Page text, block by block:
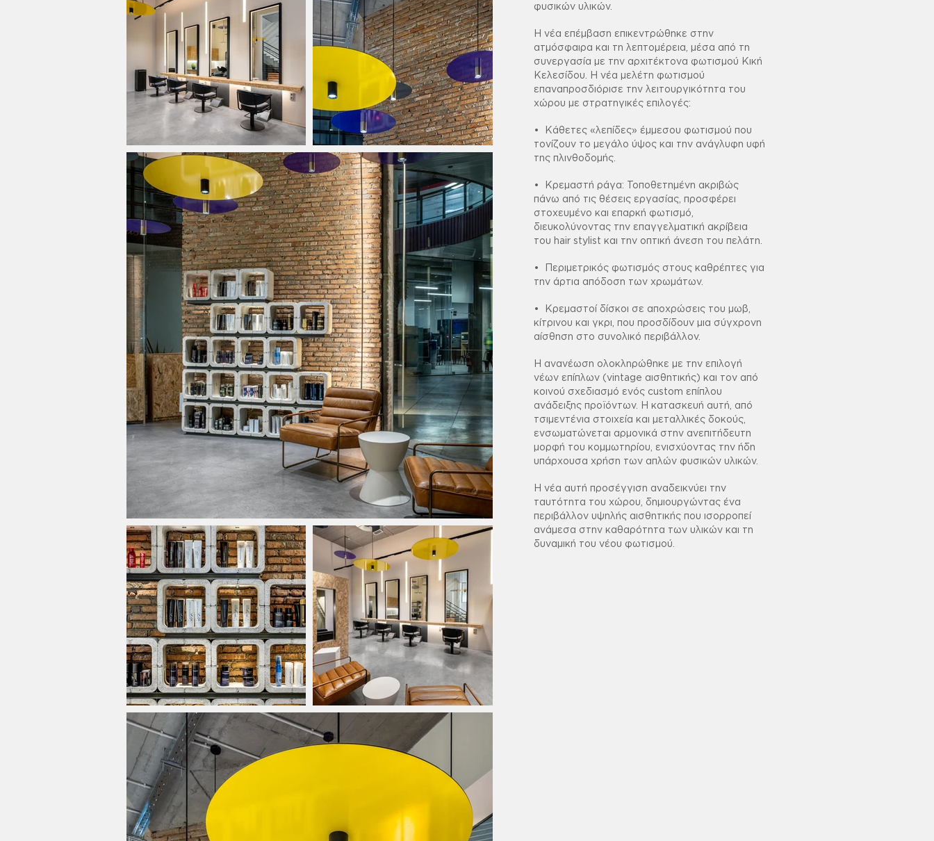
φυσικών υλικών.
Η νέα επέμβαση επικεντρώθηκε στην
ατμόσφαιρα και τη λεπτομέρεια, μέσα από τη
συνεργασία με την αρχιτέκτονα φωτισμού Κική
Κελεσίδου. Η νέα μελέτη φωτισμού
επαναπροσδιόρισε την λειτουργικότητα του
χώρου με στρατηγικές επιλογές:
• Κάθετες «λεπίδες» έμμεσου φωτισμού που
τονίζουν το μεγάλο ύψος και την ανάγλυφη υφή
της πλινθοδομής.
• Κρεμαστή ράγα: Τοποθετημένη ακριβώς
πάνω από τις θέσεις εργασίας, προσφέρει
στοχευμένο και επαρκή φωτισμό,
διευκολύνοντας την επαγγελματική ακρίβεια
του hair stylist και την οπτική άνεση του πελάτη.
• Περιμετρικός φωτισμός στους καθρέπτες για
την άρτια απόδοση των χρωμάτων.
• Κρεμαστοί δίσκοι σε αποχρώσεις του μωβ,
κίτρινου και γκρι, που προσδίδουν μια σύγχρονη
αίσθηση στο συνολικό περιβάλλον.
Η ανανέωση ολοκληρώθηκε με την επιλογή
νέων επίπλων (vintage αισθητικής) και τον από
κοινού σχεδιασμό ενός custom επίπλου
ανάδειξης προϊόντων. Η κατασκευή αυτή, από
τσιμεντένια στοιχεία και μεταλλικές δοκούς,
ενσωματώνεται αρμονικά στην ανεπιτήδευτη
μορφή του κομμωτηρίου, ενισχύοντας την ήδη
υπάρχουσα χρήση των απλών φυσικών υλικών.
Η νέα αυτή προσέγγιση αναδεικνύει την
ταυτότητα του χώρου, δημιουργώντας ένα
περιβάλλον υψηλής αισθητικής που ισορροπεί
ανάμεσα στην καθαρότητα των υλικών και τη
δυναμική του νέου φωτισμού.